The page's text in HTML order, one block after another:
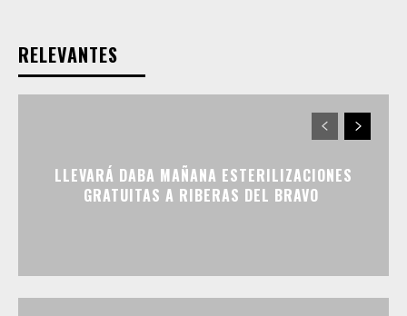
RELEVANTES
LLEVARÁ DABA MAÑANA ESTERILIZACIONES
GRATUITAS A RIBERAS DEL BRAVO